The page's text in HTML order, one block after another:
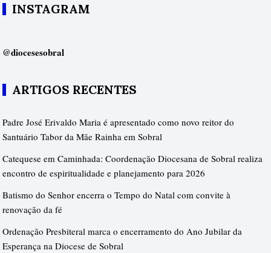
INSTAGRAM
@diocesesobral
ARTIGOS RECENTES
Padre José Erivaldo Maria é apresentado como novo reitor do
Santuário Tabor da Mãe Rainha em Sobral
Catequese em Caminhada: Coordenação Diocesana de Sobral realiza
encontro de espiritualidade e planejamento para 2026
Batismo do Senhor encerra o Tempo do Natal com convite à
renovação da fé
Ordenação Presbiteral marca o encerramento do Ano Jubilar da
Esperança na Diocese de Sobral